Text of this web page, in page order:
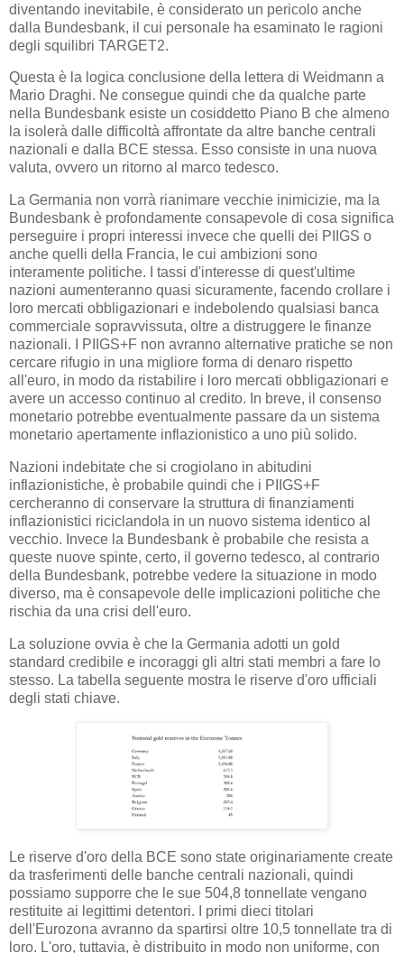
diventando inevitabile, è considerato un pericolo anche
dalla Bundesbank, il cui personale ha esaminato le ragioni
degli squilibri TARGET2.
Questa è la logica conclusione della lettera di Weidmann a
Mario Draghi. Ne consegue quindi che da qualche parte
nella Bundesbank esiste un cosiddetto Piano B che almeno
la isolerà dalle difficoltà affrontate da altre banche centrali
nazionali e dalla BCE stessa. Esso consiste in una nuova
valuta, ovvero un ritorno al marco tedesco.
La Germania non vorrà rianimare vecchie inimicizie, ma la
Bundesbank è profondamente consapevole di cosa significa
perseguire i propri interessi invece che quelli dei PIIGS o
anche quelli della Francia, le cui ambizioni sono
interamente politiche. I tassi d'interesse di quest'ultime
nazioni aumenteranno quasi sicuramente, facendo crollare i
loro mercati obbligazionari e indebolendo qualsiasi banca
commerciale sopravvissuta, oltre a distruggere le finanze
nazionali. I PIIGS+F non avranno alternative pratiche se non
cercare rifugio in una migliore forma di denaro rispetto
all'euro, in modo da ristabilire i loro mercati obbligazionari e
avere un accesso continuo al credito. In breve, il consenso
monetario potrebbe eventualmente passare da un sistema
monetario apertamente inflazionistico a uno più solido.
Nazioni indebitate che si crogiolano in abitudini
inflazionistiche, è probabile quindi che i PIIGS+F
cercheranno di conservare la struttura di finanziamenti
inflazionistici riciclandola in un nuovo sistema identico al
vecchio. Invece la Bundesbank è probabile che resista a
queste nuove spinte, certo, il governo tedesco, al contrario
della Bundesbank, potrebbe vedere la situazione in modo
diverso, ma è consapevole delle implicazioni politiche che
rischia da una crisi dell'euro.
La soluzione ovvia è che la Germania adotti un gold
standard credibile e incoraggi gli altri stati membri a fare lo
stesso. La tabella seguente mostra le riserve d'oro ufficiali
degli stati chiave.
Le riserve d'oro della BCE sono state originariamente create
da trasferimenti delle banche centrali nazionali, quindi
possiamo supporre che le sue 504,8 tonnellate vengano
restituite ai legittimi detentori. I primi dieci titolari
dell'Eurozona avranno da spartirsi oltre 10,5 tonnellate tra di
loro. L'oro, tuttavia, è distribuito in modo non uniforme, con